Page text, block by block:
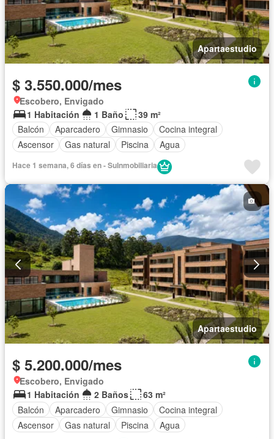
Apartaestudio
$ 3.550.000/mes
Escobero, Envigado
1 Habitación
1 Baño
39 m²
Balcón
Aparcadero Gimnasio
Cocina integral
Ascensor
Gas natural Piscina Agua
Hace 1 semana, 6 días en - SuInmobiliaria
Apartaestudio
$ 5.200.000/mes
Escobero, Envigado
1 Habitación
2 Baños
63 m²
Balcón
Aparcadero Gimnasio
Cocina integral
Ascensor
Gas natural Piscina Agua